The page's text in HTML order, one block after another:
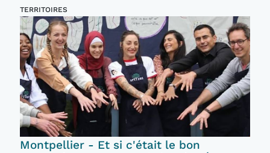
TERRITOIRES
Montpellier - Et si c'était le bon